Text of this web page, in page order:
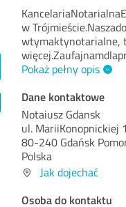
w
wtymaktynotarialne,
Pokaż pełny opis
Dane kontaktowe
Notaiusz Gdansk
ul. MariiKonopnickiej
80-240 Gdańsk
Polska
Jak dojechać
Osoba do kontaktu